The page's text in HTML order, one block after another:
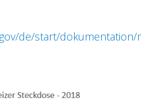
de/start/dokumentation/